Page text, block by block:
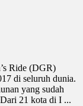
Ride (DGR)
di seluruh dunia.
yang sudah
21 kota di I ...